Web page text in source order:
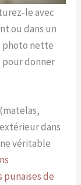
le avec
ou dans un
photo nette
pour donner
dans
véritable
de